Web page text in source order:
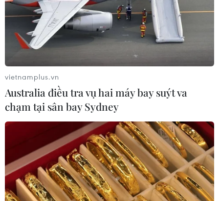
vietnamplus.vn
Australia điều tra vụ hai máy bay suýt va
chạm tại sân bay Sydney